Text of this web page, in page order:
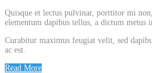
Quisque et lectus pulvinar, porttitor mi
elementum dapibus tellus, a dictum
Curabitur maximus feugiat velit, sed
ac est.
Read More